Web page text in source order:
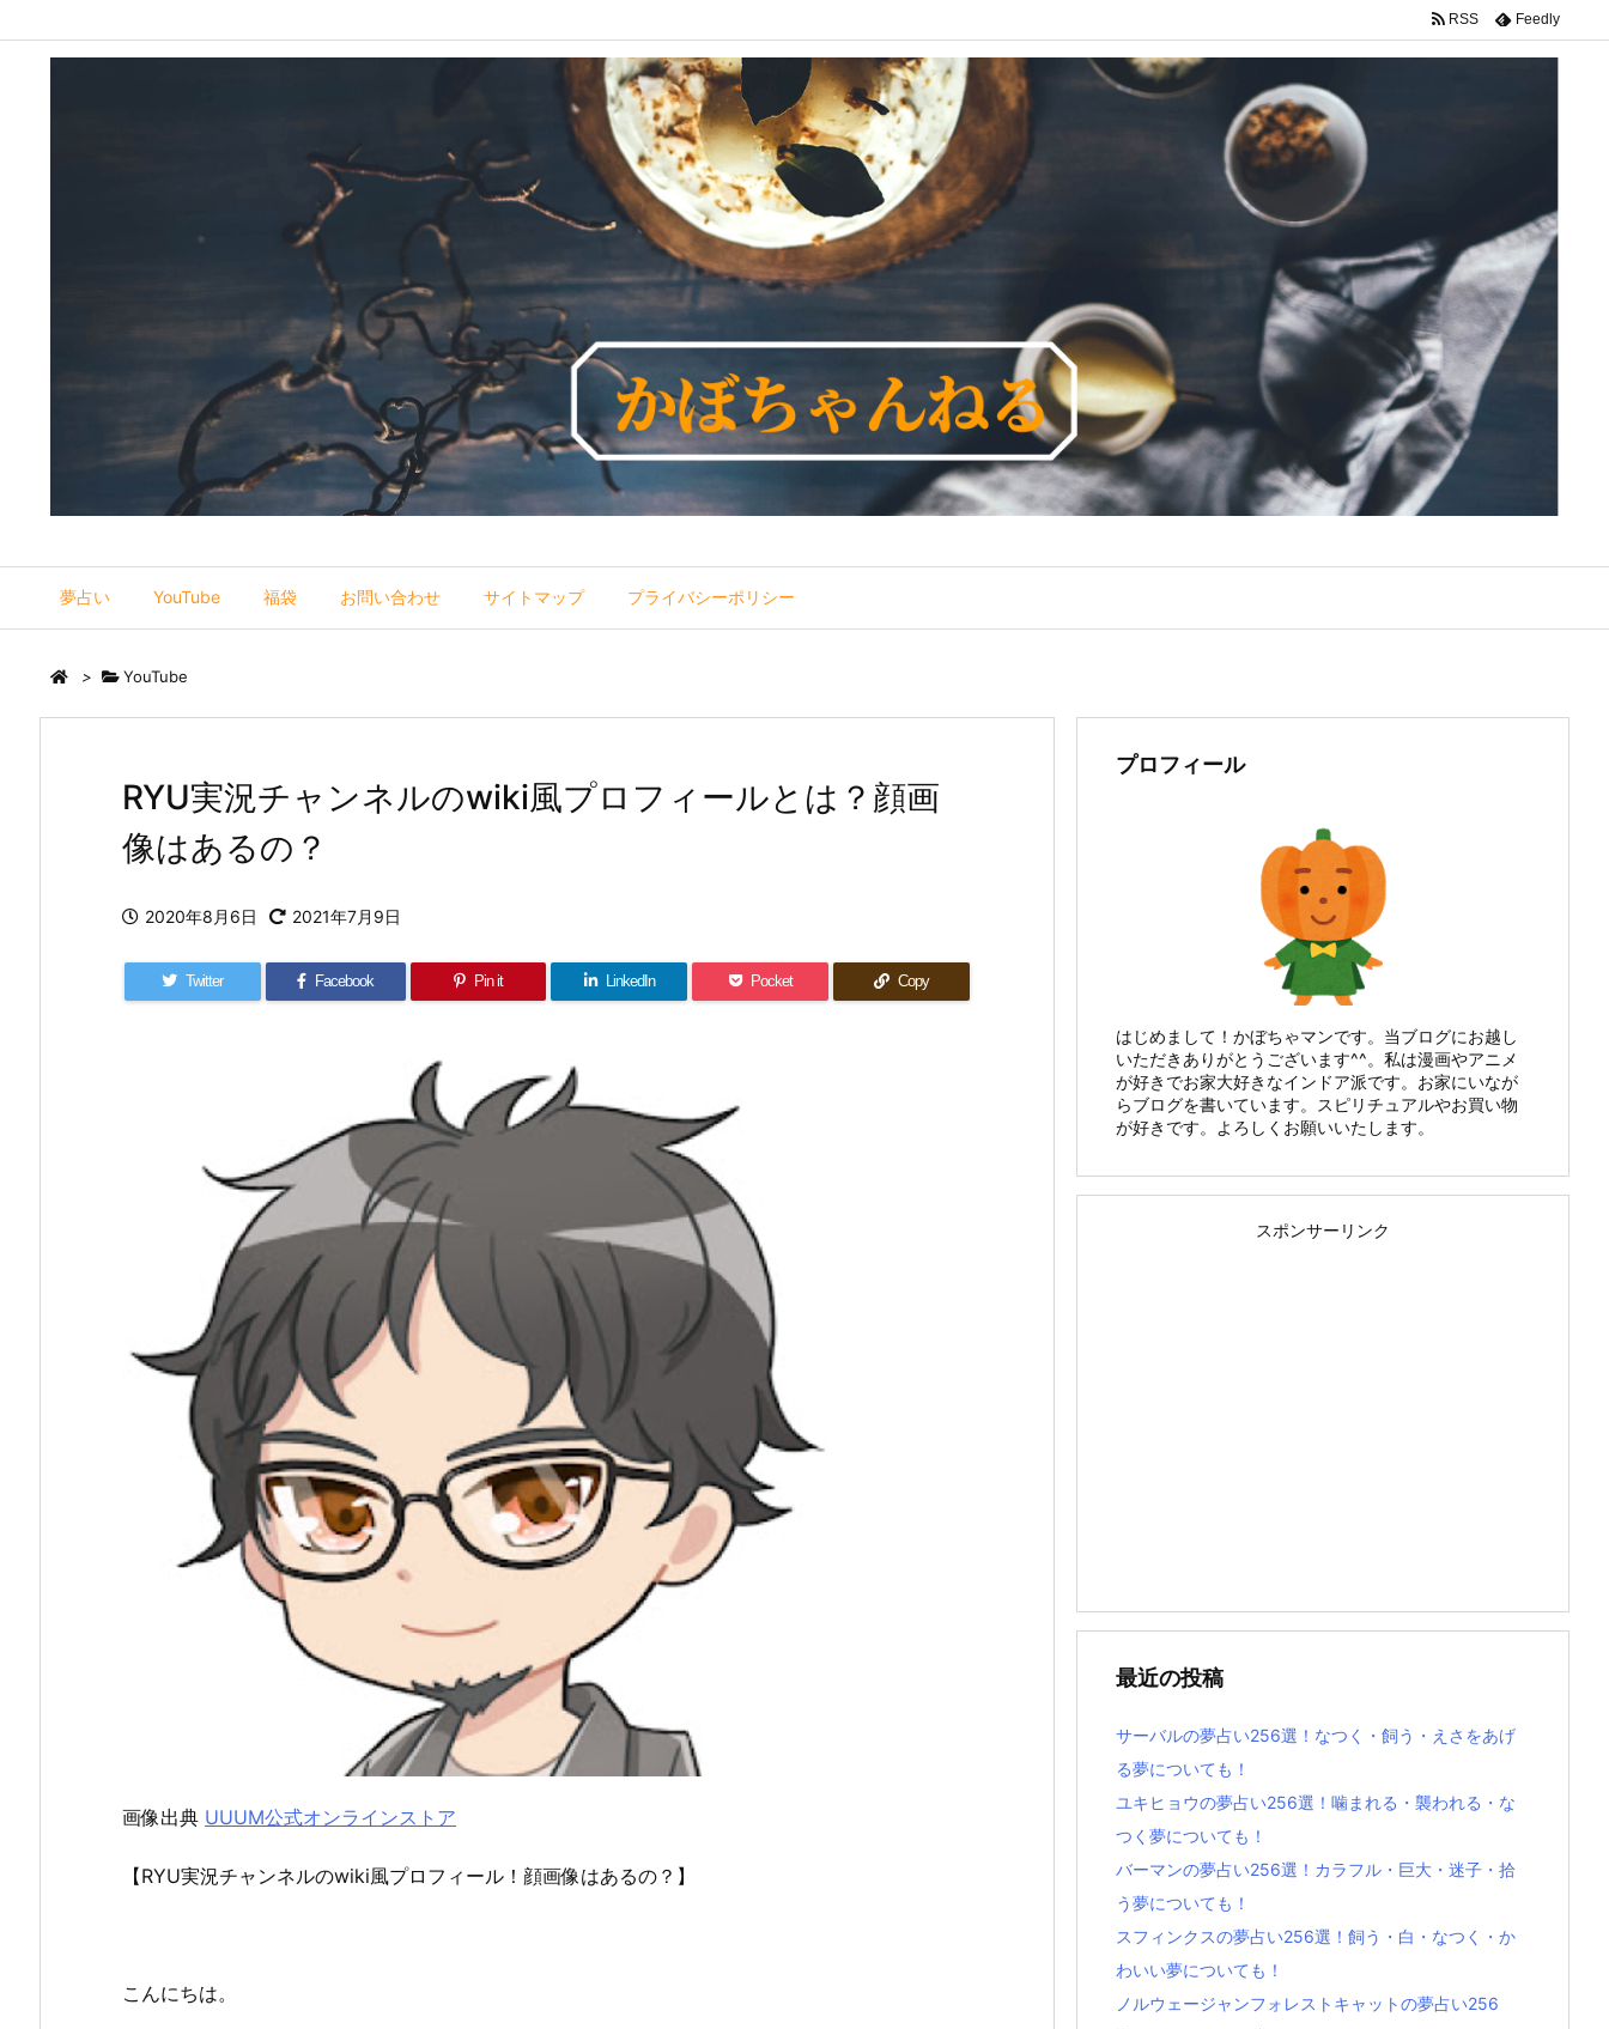
夢占い YouTube 福袋 お問い合わせ サイトマップ プライバシーポリシー
RSS Feedly
> YouTube
RYU実況チャンネルのwiki風プロフィールとは？顔画
像はあるの？
2020年8月6日 2021年7月9日
Twitter Facebook Pin it LinkedIn Pocket Copy
画像出典 UUUM公式オンラインストア
【RYU実況チャンネルのwiki風プロフィール！顔画像はあるの？】
こんにちは。
プロフィール
はじめまして！かぼちゃマンです。当ブログにお越し
いただきありがとうございます^^。私は漫画やアニメ
が好きでお家大好きなインドア派です。お家にいなが
らブログを書いています。スピリチュアルやお買い物
が好きです。よろしくお願いいたします。
スポンサーリンク
最近の投稿
サーバルの夢占い256選！なつく・飼う・えさをあげ
る夢についても！
ユキヒョウの夢占い256選！噛まれる・襲われる・な
つく夢についても！
バーマンの夢占い256選！カラフル・巨大・迷子・拾
う夢についても！
スフィンクスの夢占い256選！飼う・白・なつく・か
わいい夢についても！
ノルウェージャンフォレストキャットの夢占い256